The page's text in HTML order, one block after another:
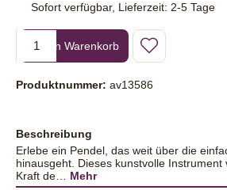
Sofort verfügbar, Lieferzeit: 2-5 Tage
Produkt Anzahl: Gib den gewünschten
In den Warenkorb
Produktnummer: av13586
Beschreibung
Erlebe ein Pendel, das weit über die
hinausgeht. Dieses kunstvolle
Kraft de… Mehr